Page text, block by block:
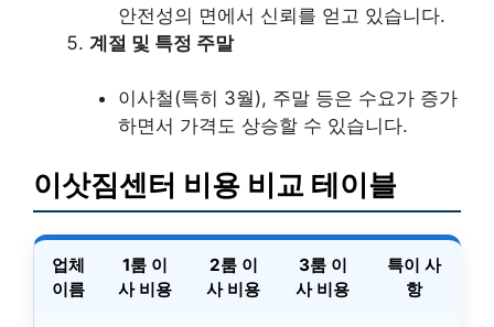
안전성의 면에서 신뢰를 얻고 있습니다.
계절 및 특정 주말
이사철(특히 3월), 주말 등은 수요가 증가
하면서 가격도 상승할 수 있습니다.
이삿짐센터 비용 비교 테이블
업체
이름
1룸 이
사 비용
2룸 이
사 비용
3룸 이
사 비용
특이 사
항